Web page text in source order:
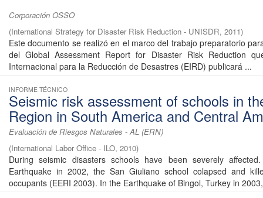
Corporación OSSO
(International Strategy for Disaster Risk Reduction - UNISDR, 2011)
Este documento se realizó en el marco del trabajo preparatorio
del Global Assessment Report for Disaster Risk Reduction
Internacional para la Reducción de Desastres (EIRD) publicará ...
INFORME TÉCNICO
Seismic risk assessment of schools in
Region in South America and Central
Evaluación de Riesgos Naturales - AL (ERN)
(International Labor Office - ILO, 2010)
During seismic disasters schools have been severely
Earthquake in 2002, the San Giuliano school colapsed and
occupants (EERI 2003). In the Earthquake of Bingol, Turkey in